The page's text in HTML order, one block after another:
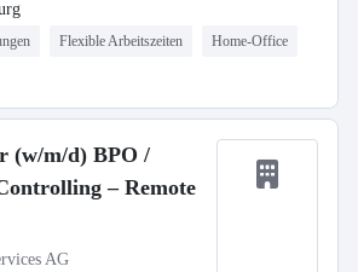
Flexible Arbeitszeiten Home-Office
(w/m/d) BPO /
– Remote
AG